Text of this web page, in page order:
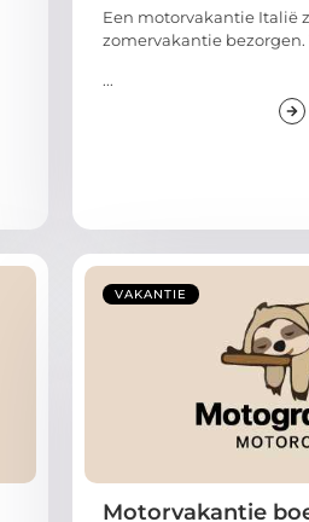
Een motorvakantie Italië
zomervakantie
...
VAKANTIE
Motorvakantie